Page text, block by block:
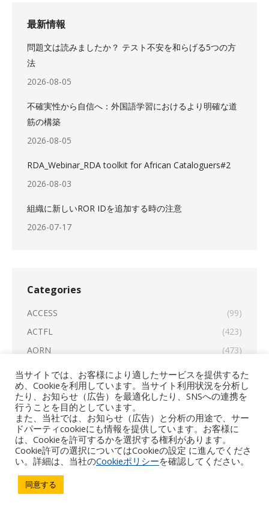
最新情報
問題文は読みましたか？ テスト不安を和らげる5つの方
法
2026-08-05
不確実性から自信へ：外国語学習におけるより明確な道
筋の構築
2026-08-05
RDA_Webinar_RDA toolkit for African Cataloguers#2
2026-08-03
組織に新しいROR IDを追加する時の注意
2026-07-17
Categories
ACCESS
(99)
ACTFL
(423)
AORN
(473)
Business Expert Press
(2)
Case Study
(6)
CINDAS
CyberPatient
(1)
Evidentia Learning
ImaChek
(5)
MyLOFT
当サイトでは、お客様により適したサービスを提供するた
め、Cookieを利用しています。当サイト利用状況を分析し
たり、お知らせ（広告）を最適化したり、SNSへの連携を
行うことを目的としています。
また、当社では、お知らせ（広告）と分析の用途で、サー
ドパーティcookieにも情報を提供しています。お客様に
は、Cookieを許可するかを選択する権利があります。
Cookie許可の選択についてはCookieの設定 に進んでくださ
い。詳細は、当社のCookieポリシーを確認してください。
同意する